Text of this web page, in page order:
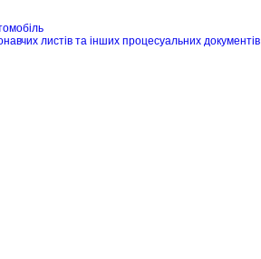
листів та інших процесуальних документів